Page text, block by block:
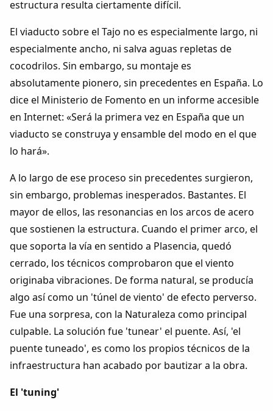
estructura resulta ciertamente difícil.
El viaducto sobre el Tajo no es especialmente largo, ni
especialmente ancho, ni salva aguas repletas de
cocodrilos. Sin embargo, su montaje es
absolutamente pionero, sin precedentes en España. Lo
dice el Ministerio de Fomento en un informe accesible
en Internet: «Será la primera vez en España que un
viaducto se construya y ensamble del modo en el que
lo hará».
A lo largo de ese proceso sin precedentes surgieron,
sin embargo, problemas inesperados. Bastantes. El
mayor de ellos, las resonancias en los arcos de acero
que sostienen la estructura. Cuando el primer arco, el
que soporta la vía en sentido a Plasencia, quedó
cerrado, los técnicos comprobaron que el viento
originaba vibraciones. De forma natural, se producía
algo así como un 'túnel de viento' de efecto perverso.
Fue una sorpresa, con la Naturaleza como principal
culpable. La solución fue 'tunear' el puente. Así, 'el
puente tuneado', es como los propios técnicos de la
infraestructura han acabado por bautizar a la obra.
El 'tuning'